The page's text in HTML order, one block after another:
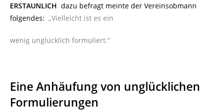
ERSTAUNLICH dazu befragt meinte der Vereinsobmann
folgendes: „Vielleicht ist es ein
wenig unglücklich formuliert.“
Eine Anhäufung von unglücklichen
Formulierungen